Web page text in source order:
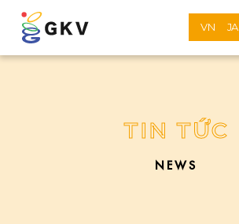
VN JA
TIN TỨC
NEWS